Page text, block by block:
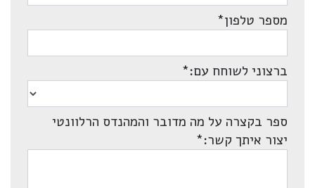
מספר טלפון*
ברצוני לשוחח עם:*
ספר בקצרה על מה מדובר והמהנדס הרלוונטי
יצור איתך קשר:*